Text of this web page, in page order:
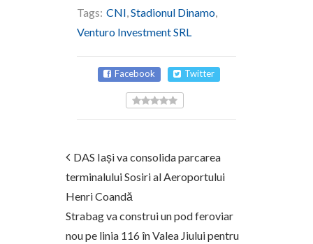
Tags: CNI,Stadionul Dinamo,
Venturo Investment SRL
Facebook Twitter
DAS Iași va consolida parcarea
terminalului Sosiri al Aeroportului
Henri Coandă
Strabag va construi un pod feroviar
nou pe linia 116 în Valea Jiului pentru